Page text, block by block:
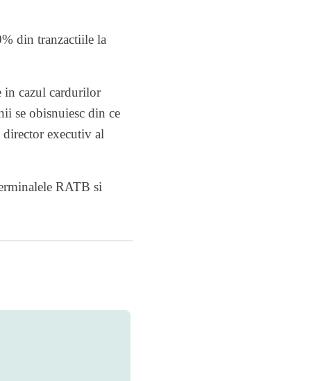
din tranzactiile la
in cazul cardurilor
se obisnuiesc din ce
executiv al
RATB si